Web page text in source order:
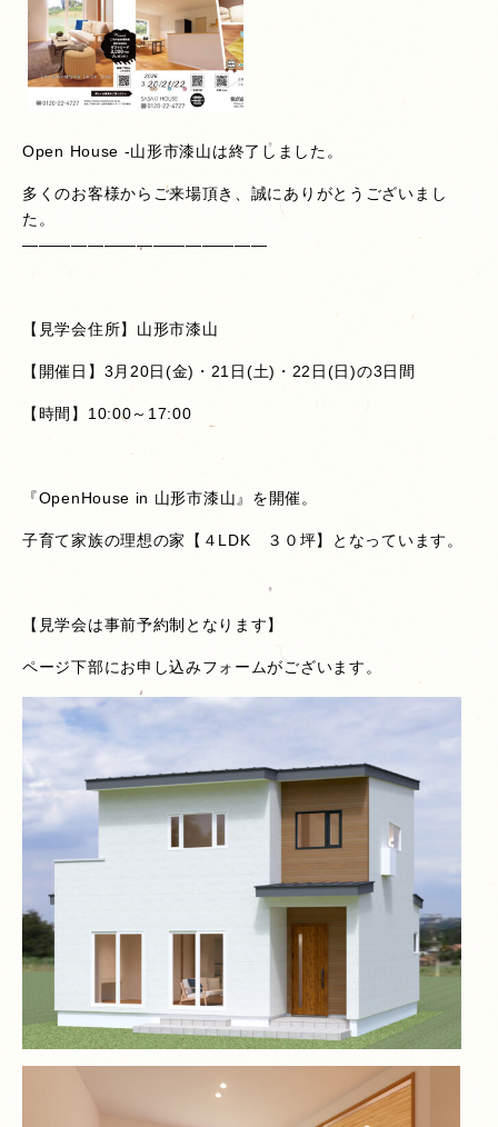
Open House -山形市漆山は終了しました。
多くのお客様からご来場頂き、誠にありがとうございまし
た。
———————————————
【見学会住所】山形市漆山
【開催日】3月20日(金)・21日(土)・22日(日)の3日間
【時間】10:00～17:00
『OpenHouse in 山形市漆山』を開催。
子育て家族の理想の家【４LDK ３０坪】となっています。
【見学会は事前予約制となります】
ページ下部にお申し込みフォームがございます。